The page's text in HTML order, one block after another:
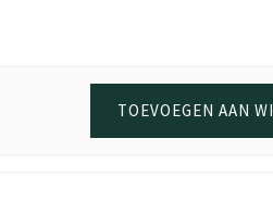
TOEVOEGEN AAN